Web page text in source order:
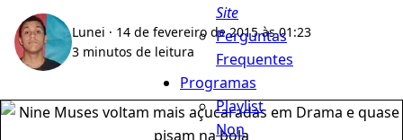
Site
Perguntas
Frequentes
Programas
Playlist
Non
Lunei · 14 de fevereiro de 2015 às 01:23
3 minutos de leitura